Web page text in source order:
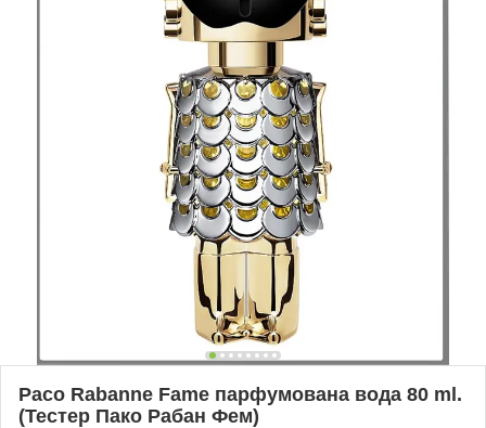
Paco Rabanne Fame парфумована вода 80 ml.
(Тестер Пако Рабан Фем)